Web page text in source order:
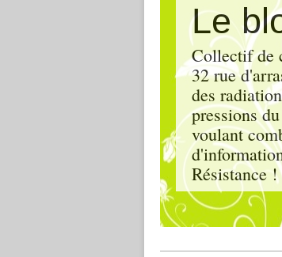
Le
Collectif de
32 rue
des
pressions
voulant
Résistance !